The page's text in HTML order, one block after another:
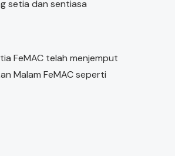
setia dan sentiasa
FeMAC telah menjemput
Malam FeMAC seperti